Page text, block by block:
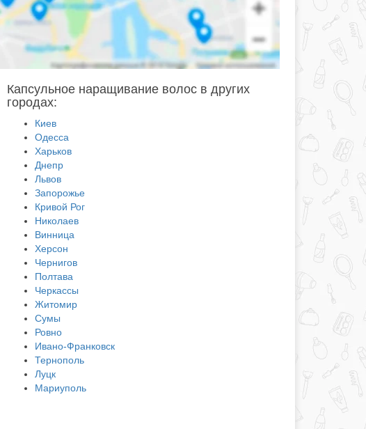
Капсульное наращивание волос в других
городах:
Киев
Одесса
Харьков
Днепр
Львов
Запорожье
Кривой Рог
Николаев
Винница
Херсон
Чернигов
Полтава
Черкассы
Житомир
Сумы
Ровно
Ивано-Франковск
Тернополь
Луцк
Мариуполь